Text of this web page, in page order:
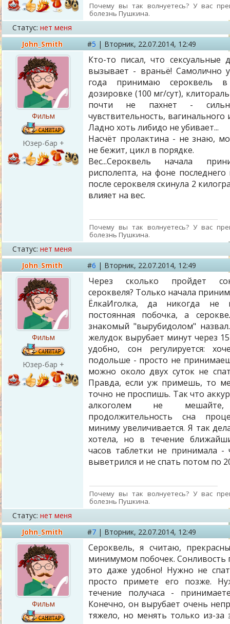
Почему вы так волнуетесь? У вас
болезнь Пушкина.
Статус: нет меня
John_Smith
#5 | Вторник, 22.07.2014, 12:49
Фильм
Юзер-бар +
Кто-то писал, что сексуальные
вызывает - враньё! Самолично
года принимаю сероквель в
дозировке (100 мг/сут),
почти не пахнет -
чувствительность,
Ладно хоть либидо не убивает...
Насчёт пролактина - не знаю,
не бежит, цикл в порядке.
Вес...Сероквель начала
рисполепта, на фоне последнего
после сероквеля скинула 2
влияет на вес.
Почему вы так волнуетесь? У вас
болезнь Пушкина.
Статус: нет меня
John_Smith
#6 | Вторник, 22.07.2014, 12:49
Фильм
Юзер-бар +
Через сколько пройдет
сероквеля? Только начала
ЁлкаИголка, да никогда не
постоянная побочка, а
знакомый "вырубидолом"
желудок вырубает минут через
удобно, сон регулируется:
подольше - просто не
можно около двух суток не
Правда, если уж примешь, то
точно не проспишь. Так что
алкоголем не
продолжительность сна
миниму увеличивается. Я так
хотела, но в течение
часов таблетки не принимала -
выветрился и не спать потом по
Почему вы так волнуетесь? У вас
болезнь Пушкина.
Статус: нет меня
John_Smith
#7 | Вторник, 22.07.2014, 12:49
Фильм
Сероквель, я считаю,
минимумом побочек. Сонливость
это даже удобно! Нужно не
просто примете его позже.
течение получаса -
Конечно, он вырубает очень
тяжело, но менять только из-за